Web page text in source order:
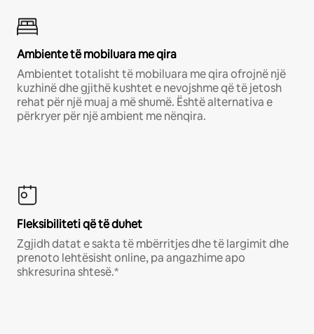
Ambiente të mobiluara me qira
Ambientet totalisht të mobiluara me qira ofrojnë një
kuzhinë dhe gjithë kushtet e nevojshme që të jetosh
rehat për një muaj a më shumë. Është alternativa e
përkryer për një ambient me nënqira.
Fleksibiliteti që të duhet
Zgjidh datat e sakta të mbërritjes dhe të largimit dhe
prenoto lehtësisht online, pa angazhime apo
shkresurina shtesë.*